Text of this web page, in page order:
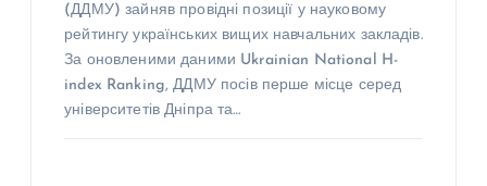
(ДДМУ) зайняв провідні позиції у науковому
рейтингу українських вищих навчальних закладів.
За оновленими даними Ukrainian National H-
index Ranking, ДДМУ посів перше місце серед
університетів Дніпра та…